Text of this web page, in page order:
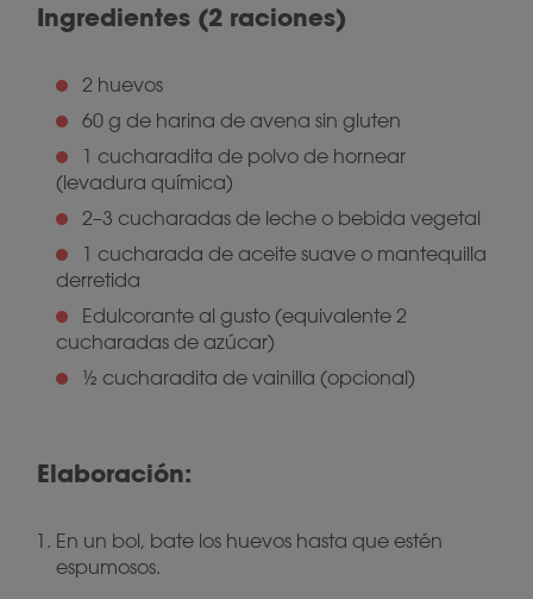
Ingredientes (2 raciones)
2 huevos
60 g de harina de avena sin gluten
1 cucharadita de polvo de hornear
(levadura química)
2–3 cucharadas de leche o bebida vegetal
1 cucharada de aceite suave o mantequilla
derretida
Edulcorante al gusto (equivalente 2
cucharadas de azúcar)
½ cucharadita de vainilla (opcional)
Elaboración:
En un bol, bate los huevos hasta que estén
espumosos.